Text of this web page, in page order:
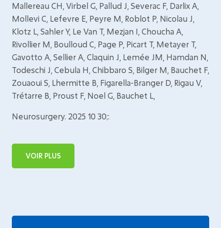
Mallereau CH, Virbel G, Pallud J, Severac F, Darlix A,
Mollevi C, Lefevre E, Peyre M, Roblot P, Nicolau J,
Klotz L, Sahler Y, Le Van T, Mezjan I, Choucha A,
Rivollier M, Boulloud C, Page P, Picart T, Metayer T,
Gavotto A, Sellier A, Claquin J, Lemée JM, Hamdan N,
Todeschi J, Cebula H, Chibbaro S, Bilger M, Bauchet F,
Zouaoui S, Lhermitte B, Figarella-Branger D, Rigau V,
Trétarre B, Proust F, Noel G, Bauchet L,
Neurosurgery. 2025 10 30;:
VOIR PLUS